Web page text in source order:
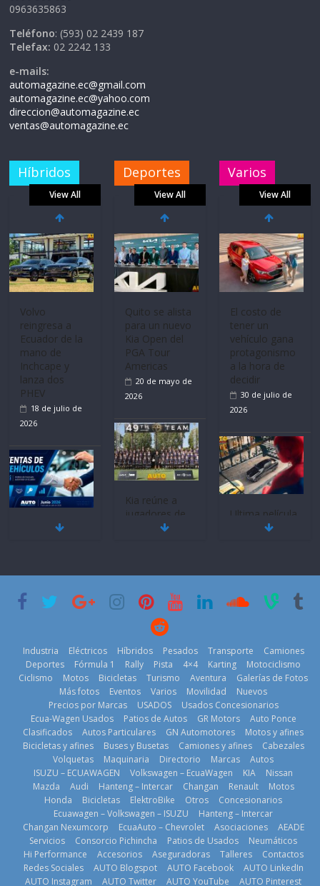
0963635863
Teléfono: (593) 02 2439 187
Telefax: 02 2242 133
e-mails:
automagazine.ec@gmail.com
automagazine.ec@yahoo.com
direccion@automagazine.ec
ventas@automagazine.ec
Híbridos
View All
Volvo
reingresa a
Ecuador de la
mano de
Inchcape y
lanza dos
PHEV
18 de julio de
2026
Mercado
historia
11 de julio de
BMW, Toyota,
Bosch y
prueban flota
que usa
gasolina 100%
renovable
25 de julio de
2026
Deportes
View All
Quito se alista
para un nuevo
Kia Open del
PGA Tour
Americas
20 de mayo de
2026
Kia reúne a
jugadores de
fútbol de todo
2026
La Vuelta al
Ecuador 2026,
edición 47ª,
recorre 7
provincias en 8
días
1 de agosto de
2026
Varios
View All
El costo de
tener un
vehículo gana
protagonismo
a la hora de
decidir
30 de julio de
2026
Ultima película
‘Spider‑Man:
29 de julio de
¿Qué puede
pasar con tu
vehículo si
permanece
varios días sin
usar?
3 de agosto de
2026
Industria Eléctricos Híbridos Pesados Transporte
Camiones
Deportes
Fórmula 1 Rally Pista 4×4 Karting
Motociclismo
Ciclismo
Motos Bicicletas Turismo Aventura
Galerías de Fotos
Más fotos
Eventos Varios Movilidad
Nuevos
Precios por Marcas
USADOS
Usados Concesionarios
Ecua-Wagen Usados
Patios de Autos GR Motors
Auto Ponce
Clasificados
Autos Particulares GN Automotores
Motos y afines
Bicicletas y afines
Buses y Busetas Camiones y afines
Cabezales
Volquetas
Maquinaria Directorio Marcas
Autos
ISUZU – ECUAWAGEN
Volkswagen – EcuaWagen KIA
Nissan
Mazda
Audi Hanteng – Intercar Changan Renault
Motos
Honda
Bicicletas ElektroBike Otros
Concesionarios
Ecuawagen – Volkswagen – ISUZU
Hanteng – Intercar
Changan Nexumcorp
EcuaAuto – Chevrolet Asociaciones
AEADE
Servicios
Consorcio Pichincha Patios de Usados
Neumáticos
Hi Performance
Accesorios Aseguradoras Talleres
Contactos
Redes Sociales
AUTO Blogspot AUTO Facebook
AUTO LinkedIn
AUTO Instagram
AUTO Twitter AUTO YouTube AUTO Pinterest